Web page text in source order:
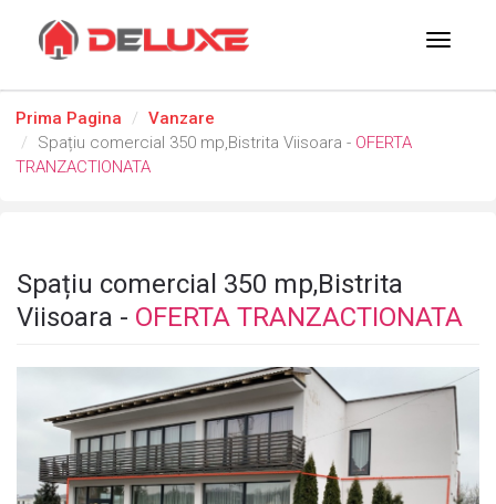
Toggle
Prima Pagina
Vanzare
Spațiu comercial 350 mp,Bistrita Viisoara - OFERTA
TRANZACTIONATA
Spațiu comercial 350 mp,Bistrita
Viisoara - OFERTA TRANZACTIONATA